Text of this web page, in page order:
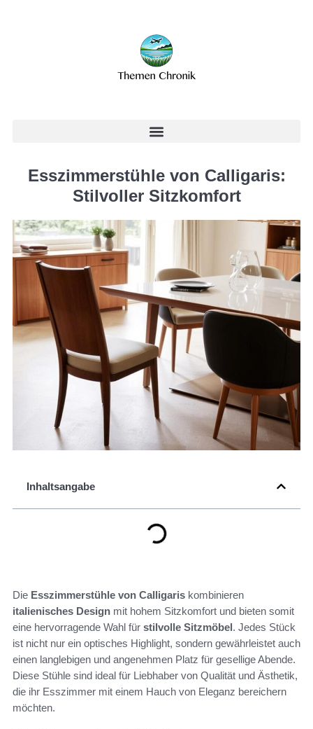
Esszimmerstühle von Calligaris:
Stilvoller Sitzkomfort
Inhaltsangabe
Die Esszimmerstühle von Calligaris kombinieren
italienisches Design mit hohem Sitzkomfort und bieten somit
eine hervorragende Wahl für stilvolle Sitzmöbel. Jedes Stück
ist nicht nur ein optisches Highlight, sondern gewährleistet auch
einen langlebigen und angenehmen Platz für gesellige Abende.
Diese Stühle sind ideal für Liebhaber von Qualität und Ästhetik,
die ihr Esszimmer mit einem Hauch von Eleganz bereichern
möchten.